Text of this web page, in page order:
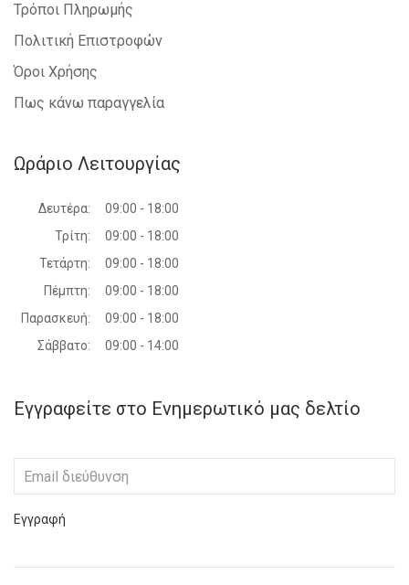
Τρόποι Πληρωμής
Πολιτική Επιστροφών
Όροι Χρήσης
Πως κάνω παραγγελία
Ωράριο Λειτουργίας
Δευτέρα:
09:00 - 18:00
Τρίτη:
09:00 - 18:00
Τετάρτη:
09:00 - 18:00
Πέμπτη:
09:00 - 18:00
Παρασκευή:
09:00 - 18:00
Σάββατο:
09:00 - 14:00
Εγγραφείτε στο Ενημερωτικό μας δελτίο
Εγγραφή